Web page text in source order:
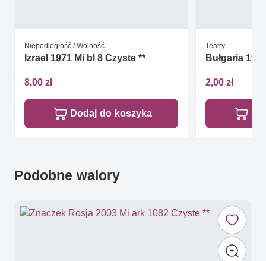
Niepodległość / Wolność
Izrael 1971 Mi bl 8 Czyste **
8,00 zł
Dodaj do koszyka
Teatry
Bułgaria
2,00 zł
Podobne walory